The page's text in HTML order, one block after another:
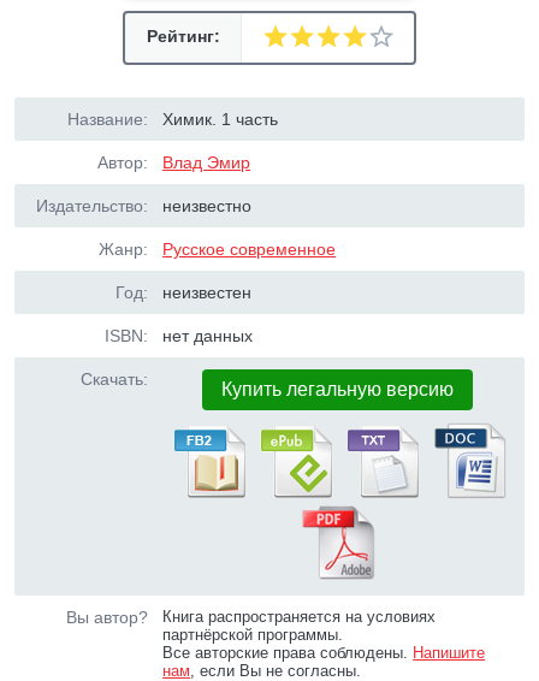
Рейтинг:
Название: Химик. 1 часть
Автор: Влад Эмир
Издательство: неизвестно
Жанр: Русское современное
Год: неизвестен
ISBN: нет данных
Скачать: Купить легальную версию
Вы автор?
Книга распространяется на условиях
партнёрской программы.
Все авторские права соблюдены. Напишите
нам, если Вы не согласны.